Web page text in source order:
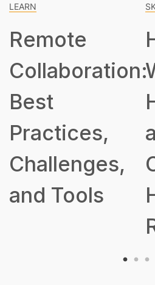
LEARN
Remote
Collaboration:
Best
Practices,
Challenges,
and Tools